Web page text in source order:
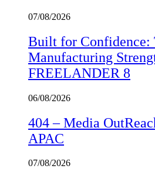
07/08/2026
Built for Confidence:
Manufacturing
FREELANDER 8
06/08/2026
404 – Media
APAC
07/08/2026